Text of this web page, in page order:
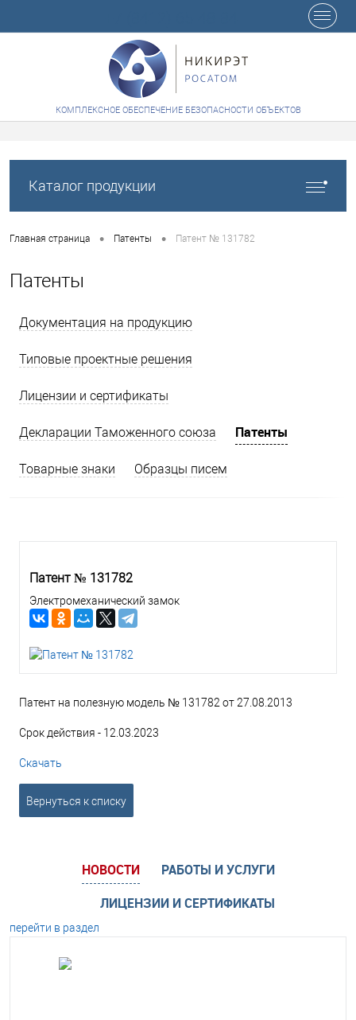
КОМПЛЕКСНОЕ ОБЕСПЕЧЕНИЕ БЕЗОПАСНОСТИ ОБЪЕКТОВ
Каталог продукции
Главная страница • Патенты • Патент № 131782
Патенты
Документация на продукцию
Типовые проектные решения
Лицензии и сертификаты
Декларации Таможенного союза Патенты
Товарные знаки Образцы писем
Патент № 131782
Электромеханический замок
Патент на полезную модель № 131782 от 27.08.2013
Срок действия - 12.03.2023
Скачать
Вернуться к списку
НОВОСТИ
РАБОТЫ И УСЛУГИ
ЛИЦЕНЗИИ И СЕРТИФИКАТЫ
перейти в раздел